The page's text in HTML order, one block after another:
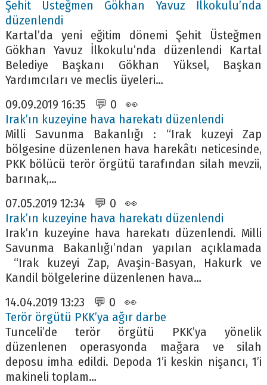
Şehit Üsteğmen Gökhan Yavuz İlkokulu’nda
düzenlendi
Kartal’da yeni eğitim dönemi Şehit Üsteğmen
Gökhan Yavuz İlkokulu’nda düzenlendi Kartal
Belediye Başkanı Gökhan Yüksel, Başkan
Yardımcıları ve meclis üyeleri…
09.09.2019 16:35 💬 0 👀
Irak’ın kuzeyine hava harekatı düzenlendi
Milli Savunma Bakanlığı : “Irak kuzeyi Zap
bölgesine düzenlenen hava harekâtı neticesinde,
PKK bölücü terör örgütü tarafından silah mevzii,
barınak,…
07.05.2019 12:34 💬 0 👀
Irak’ın kuzeyine hava harekatı düzenlendi
Irak’ın kuzeyine hava harekatı düzenlendi. Milli
Savunma Bakanlığı’ndan yapılan açıklamada
“Irak kuzeyi Zap, Avaşin-Basyan, Hakurk ve
Kandil bölgelerine düzenlenen hava…
14.04.2019 13:23 💬 0 👀
Terör örgütü PKK’ya ağır darbe
Tunceli’de terör örgütü PKK’ya yönelik
düzenlenen operasyonda mağara ve silah
deposu imha edildi. Depoda 1’i keskin nişancı, 1’i
makineli toplam…